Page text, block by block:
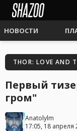
НОВОСТИ
THOR: LOVE AND
Первый
гром"
Anatolylm
17:05, 18 апреля